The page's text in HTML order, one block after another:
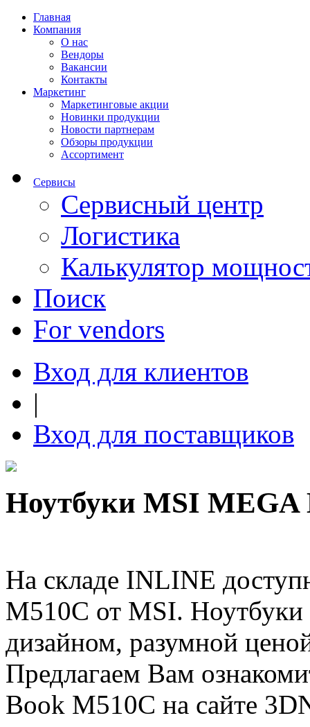
Главная
Компания
О нас
Вендоры
Вакансии
Контакты
Маркетинг
Маркетинговые акции
Новинки продукции
Новости партнерам
Обзоры продукции
Ассортимент
Сервисы
Сервисный центр
Логистика
Калькулятор
Поиск
For vendors
Вход для клиентов
|
Вход для поставщиков
Ноутбуки MSI MEGA
На складе INLINE
M510C от MSI.
дизайном, разумной
Предлагаем Вам
Book M510C на сайте